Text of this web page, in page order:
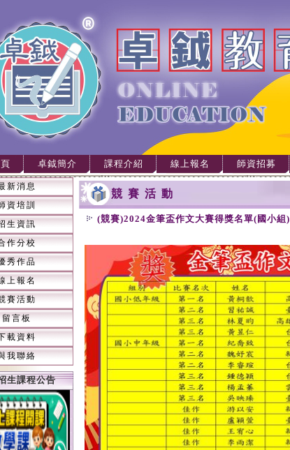
卓鉞簡介 課程介紹 線上報名 師資招募
新消息
資培訓
生資訊
作分校
秀作品
上報名
賽活動
留言板
載資料
我聯絡
生課程公告
競賽活動
(競賽)2024金筆盃作文大賽得獎名單(國小組)